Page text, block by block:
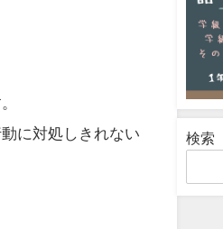
に対処しきれない
検索